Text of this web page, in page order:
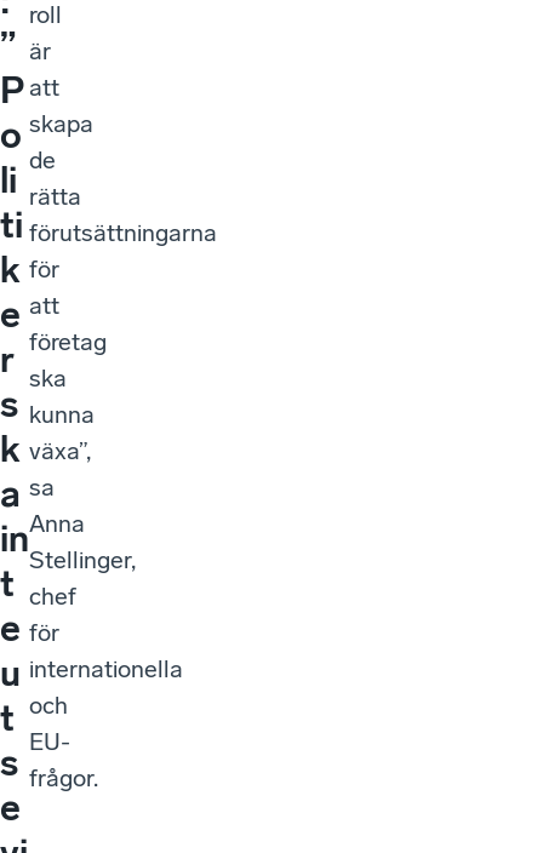
”
P
o
li
ti
k
e
r
s
k
a
in
t
e
u
t
s
e
roll
är
att
skapa
de
rätta
förutsättningarna
för
att
företag
ska
kunna
växa”,
sa
Anna
Stellinger,
chef
för
internationella
och
EU-
frågor.